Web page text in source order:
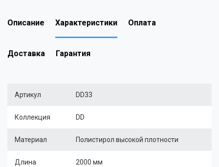
Описание Характеристики Оплата
Доставка Гарантия
Артикул DD33
Коллекция DD
Материал Полистирол высокой плотности
Длина 2000 мм